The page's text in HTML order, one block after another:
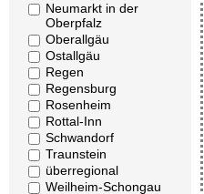
Neumarkt in der
Oberpfalz
Oberallgäu
Ostallgäu
Regen
Regensburg
Rosenheim
Rottal-Inn
Schwandorf
Traunstein
überregional
Weilheim-Schongau